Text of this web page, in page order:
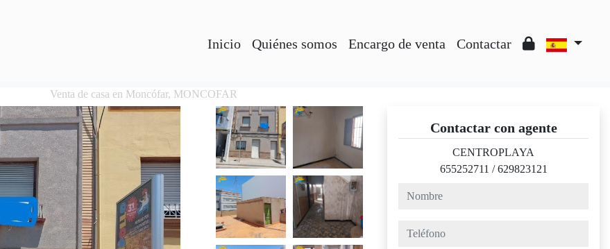
Inicio Quiénes somos Encargo de venta Contactar
Venta de casa en Moncófar, MONCOFAR
Contactar con agente
CENTROPLAYA
655252711 /629823121
nombre
teléfono